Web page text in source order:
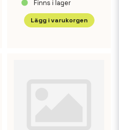
Finns i lager
Lägg i varukorgen